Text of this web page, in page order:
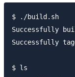
$ ./build.sh
Successfully
Successfully
$ ls